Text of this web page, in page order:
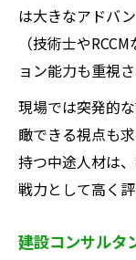
は大きなアドバ
（技術士や
ョン能力も重視さ
現場では突発的
瞰できる視点も
持つ中途人材は
戦力として高く
建設コンサルタ